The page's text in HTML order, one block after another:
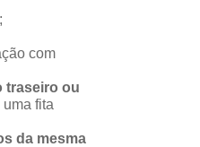
com
traseiro ou
fita
da mesma